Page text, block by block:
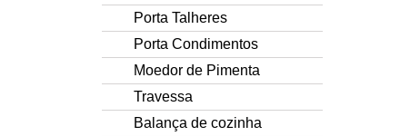
Porta Talheres
Porta Condimentos
Moedor de Pimenta
Travessa
Balança de cozinha